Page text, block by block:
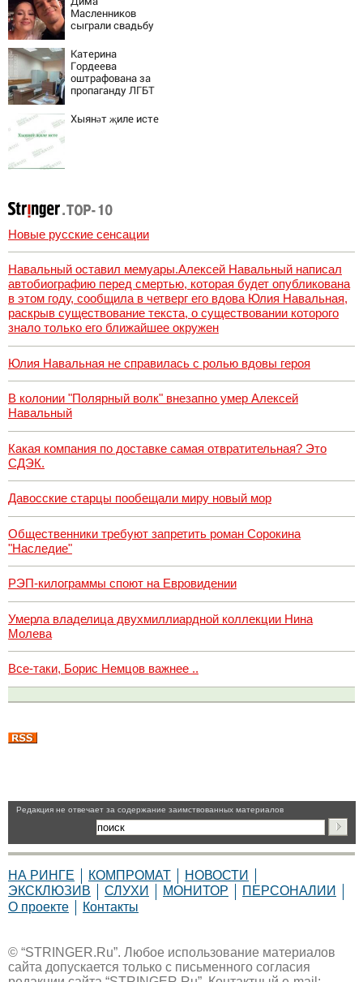
Масленников
сыграли свадьбу
Катерина
Гордеева
оштрафована за
пропаганду ЛГБТ
Новости на
Вести.ru
Хыянәт җиле исте
Новые русские сенсации
Навальный оставил мемуары.Алексей Навальный написал
автобиографию перед смертью, которая будет опубликована
в этом году, сообщила в четверг его вдова Юлия Навальная,
раскрыв существование текста, о существовании которого
знало только его ближайшее окружен
Юлия Навальная не справилась с ролью вдовы героя
В колонии "Полярный волк" внезапно умер Алексей
Навальный
Какая компания по доставке самая отвратительная? Это
СДЭК.
Давосские старцы пообещали миру новый мор
Общественники требуют запретить роман Сорокина
"Наследие"
РЭП-килограммы споют на Евровидении
Умерла владелица двухмиллиардной коллекции Нина
Молева
Все-таки, Борис Немцов важнее ..
Pедакция не отвечает за содержание заимствованных материалов
НА РИНГЕ КОМПРОМАТ
НОВОСТИ
ЭКСКЛЮЗИВ
СЛУХИ МОНИТОР
ПЕРСОНАЛИИ
О проекте
Контакты
© “STRINGER.Ru”. Любое использование материалов
сайта допускается только с письменного согласия